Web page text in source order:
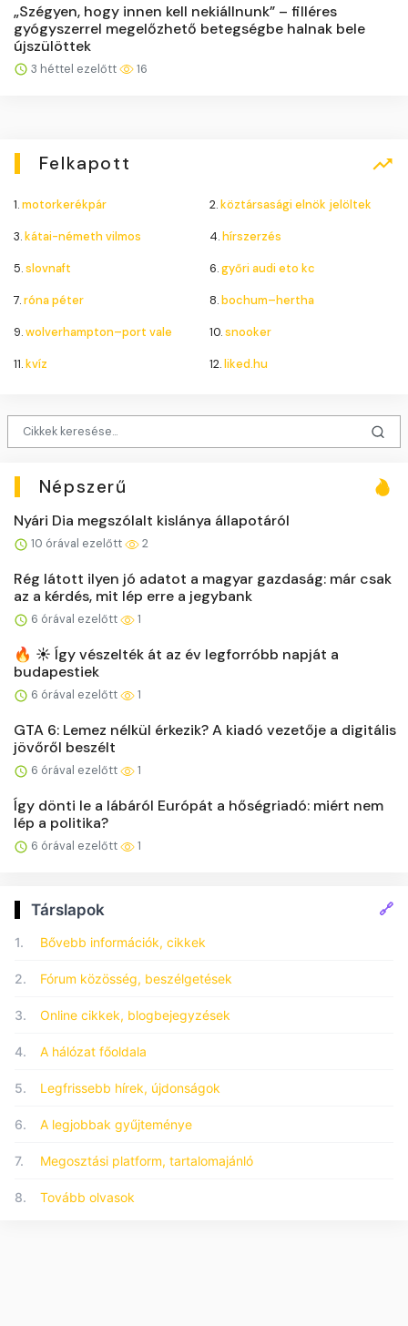
„Szégyen, hogy innen kell nekiállnunk” – filléres
gyógyszerrel megelőzhető betegségbe halnak bele
újszülöttek
3 héttel ezelőtt 16
Felkapott
1.motorkerékpár 2.köztársasági elnök jelöltek
3.kátai-németh vilmos 4.hírszerzés
5.slovnaft 6.győri audi eto kc
7.róna péter 8.bochum–hertha
9.wolverhampton–port vale 10.snooker
11.kvíz 12.liked.hu
Népszerű
Nyári Dia megszólalt kislánya állapotáról
10 órával ezelőtt 2
Rég látott ilyen jó adatot a magyar gazdaság: már csak
az a kérdés, mit lép erre a jegybank
6 órával ezelőtt 1
🔥 ☀️ Így vészelték át az év legforróbb napját a
budapestiek
6 órával ezelőtt 1
GTA 6: Lemez nélkül érkezik? A kiadó vezetője a digitális
jövőről beszélt
6 órával ezelőtt 1
Így dönti le a lábáról Európát a hőségriadó: miért nem
lép a politika?
6 órával ezelőtt 1
Társlapok 🔗
1. Bővebb információk, cikkek
2. Fórum közösség, beszélgetések
3. Online cikkek, blogbejegyzések
4. A hálózat főoldala
5. Legfrissebb hírek, újdonságok
6. A legjobbak gyűjteménye
7. Megosztási platform, tartalomajánló
8. Tovább olvasok